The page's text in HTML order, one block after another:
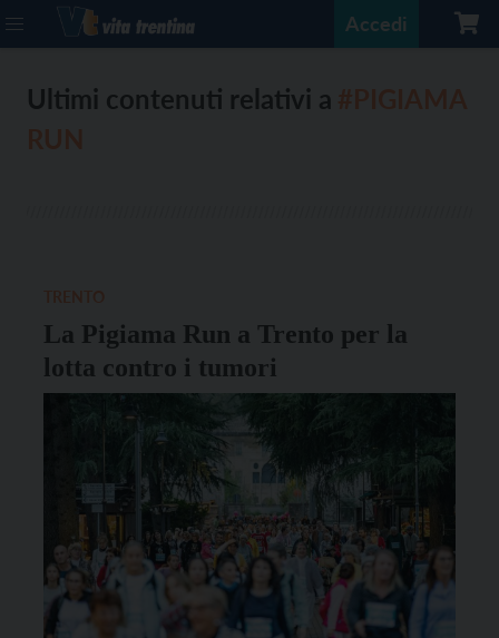
Accedi
Ultimi contenuti relativi a
La Pigiama Run a Trento per la
lotta contro i tumori